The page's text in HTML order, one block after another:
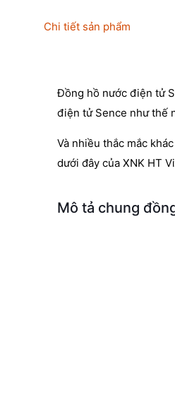
Chi tiết sản phẩm
Đồng hồ nước điện tử
điện tử Sence như thế
Và nhiều thắc mắc
dưới đây của XNK HT
Mô tả chung